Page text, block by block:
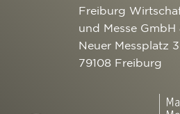
Freiburg
und Messe GmbH
Neuer Messplatz 3
79108 Freiburg